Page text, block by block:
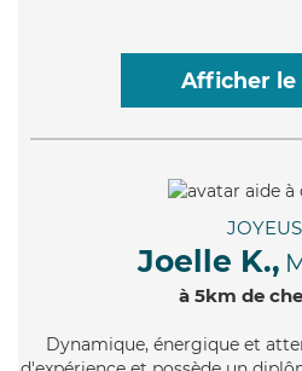
Afficher le
Joelle K.,
à 5km de
Dynamique, énergique et